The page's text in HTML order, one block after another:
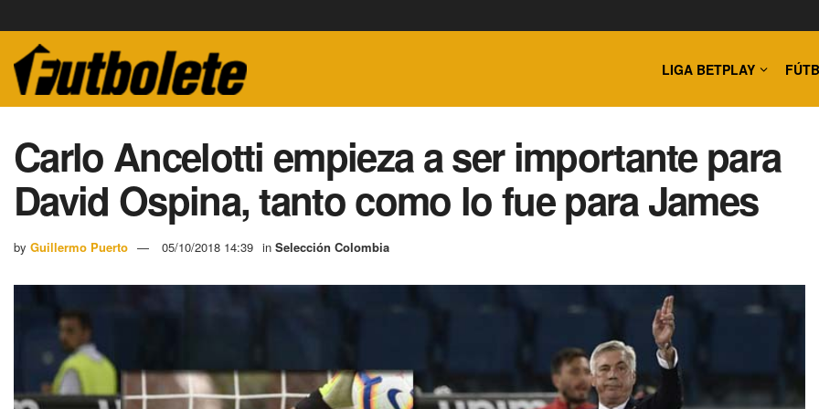
LIGA BETPLAY
Carlo Ancelotti empieza a ser importante para
David Ospina, tanto como lo fue para James
by Guillermo Puerto 05/10/2018 14:39 in Selección Colombia